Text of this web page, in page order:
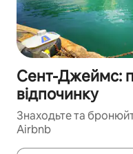
Сент-Джеймс:
відпочинку
Знаходьте та
Airbnb